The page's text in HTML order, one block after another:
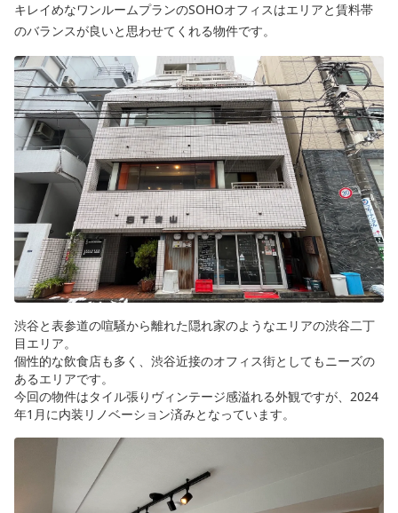
キレイめなワンルームプランのSOHOオフィスはエリアと賃料帯
のバランスが良いと思わせてくれる物件です。
渋谷と表参道の喧騒から離れた隠れ家のようなエリアの渋谷二丁
目エリア。
個性的な飲食店も多く、渋谷近接のオフィス街としてもニーズの
あるエリアです。
今回の物件はタイル張りヴィンテージ感溢れる外観ですが、2024
年1月に内装リノベーション済みとなっています。